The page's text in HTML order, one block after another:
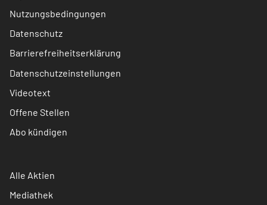
Nutzungsbedingungen
Datenschutz
Barrierefreiheitserklärung
Datenschutzeinstellungen
Videotext
Offene Stellen
Abo kündigen
Alle Aktien
Mediathek